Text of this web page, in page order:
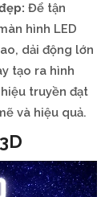
Để tận
hình LED
dải động lớn
tạo ra hình
truyền đạt
và hiệu quả.